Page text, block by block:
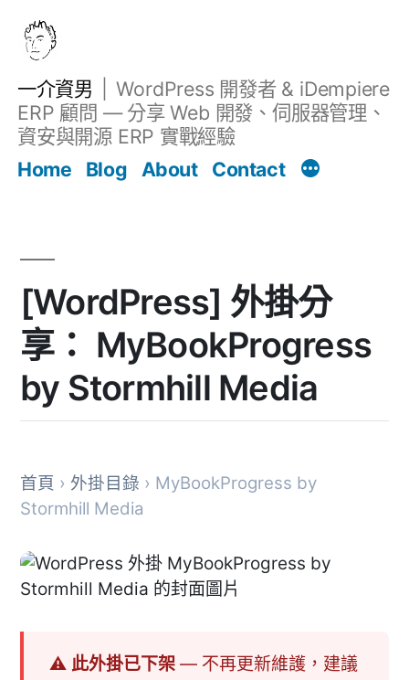
一介資男
WordPress 開發者 & iDempiere
ERP 顧問 — 分享 Web 開發、伺服器管理、
資安與開源 ERP 實戰經驗
Home
Blog About Contact
[WordPress] 外掛分
享： MyBookProgress
by Stormhill Media
首頁 › 外掛目錄 › MyBookProgress by
Stormhill Media
⚠ 此外掛已下架— 不再更新維護，建議
文章